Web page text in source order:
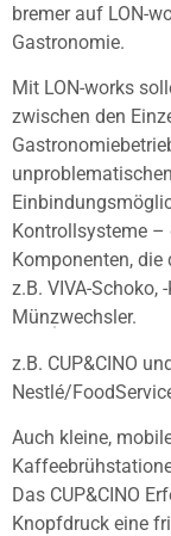
bremer auf LON-
Gastronomie.
Mit LON-works
zwischen den
Kontrollsysteme
Komponenten,
z.B. VIVA-Schoko,
Münzwechsler.
z.B. CUP&CINO
Nestlé/
Auch kleine,
Das CUP&CINO
Knopfdruck eine